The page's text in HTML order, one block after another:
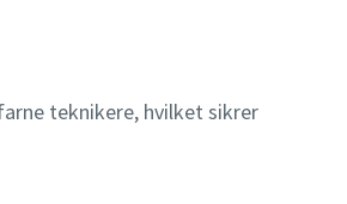
teknikere, hvilket sikrer